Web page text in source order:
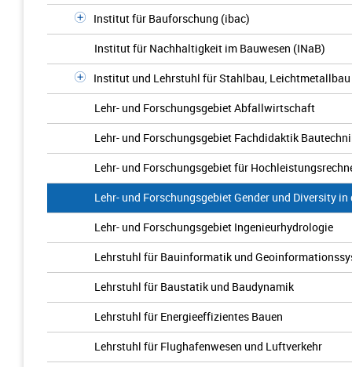
Institut für Bauforschung (ibac)
Institut für Nachhaltigkeit im Bauwesen (INaB)
Institut und Lehrstuhl für Stahlbau, Leichtmetallbau
Lehr- und Forschungsgebiet Abfallwirtschaft
Lehr- und Forschungsgebiet Fachdidaktik
Lehr- und Forschungsgebiet für
Lehr- und Forschungsgebiet Gender und Diversity
Lehr- und Forschungsgebiet Ingenieurhydrologie
Lehrstuhl für Bauinformatik und
Lehrstuhl für Baustatik und Baudynamik
Lehrstuhl für Energieeffizientes Bauen
Lehrstuhl für Flughafenwesen und Luftverkehr